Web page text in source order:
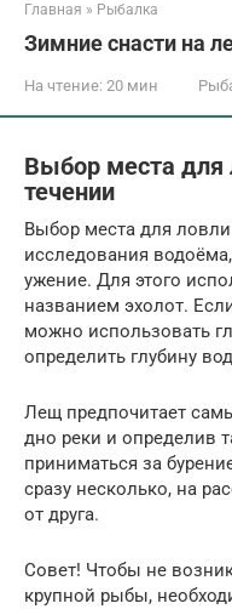
Главная » Рыбалка
Зимние снасти на
На чтение: 20 мин
Выбор места для
течении
Выбор места для
исследования
ужение. Для этого
названием эхолот.
можно использовать
определить глубину
Лещ предпочитает
дно реки и определив
приниматься за
сразу несколько, на
от друга.
Совет! Чтобы не
крупной рыбы,